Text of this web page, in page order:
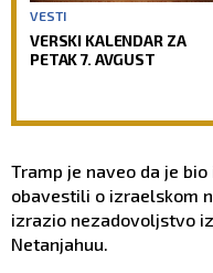
VESTI
VERSKI KALENDAR ZA
PETAK 7. AVGUST
Tramp je naveo da je
obavestili o izraelskom
izrazio nezadovoljstvo
Netanjahuu.